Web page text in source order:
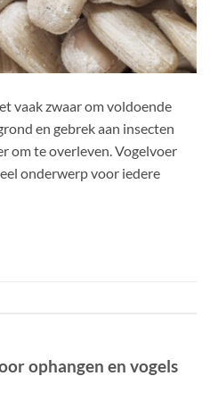
vaak zwaar om voldoende
en gebrek aan insecten
om te overleven. Vogelvoer
onderwerp voor iedere
ophangen en vogels